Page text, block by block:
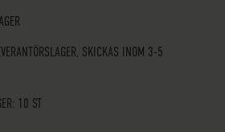
SKICKAS INOM 3-5
10 ST